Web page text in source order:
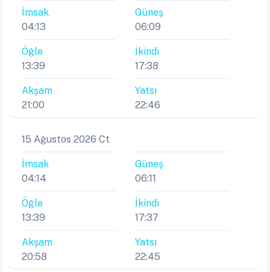
İmsak
04:13
Güneş
06:09
Öğle
13:39
İkindi
17:38
Akşam
21:00
Yatsı
22:46
15 Ağustos 2026 Ct
İmsak
04:14
Güneş
06:11
Öğle
13:39
İkindi
17:37
Akşam
20:58
Yatsı
22:45